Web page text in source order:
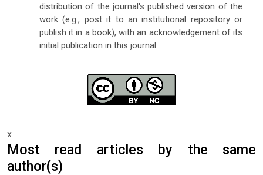
distribution of the journal's published version of the
work (e.g., post it to an institutional repository or
publish it in a book), with an acknowledgement of its
initial publication in this journal.
x
Most read articles by the same
author(s)